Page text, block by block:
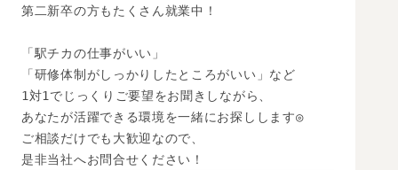
第二新卒の方もたくさん就業中！
「駅チカの仕事がいい」
「研修体制がしっかりしたところがいい」など
1対1でじっくりご要望をお聞きしながら、
あなたが活躍できる環境を一緒にお探しします◎
ご相談だけでも大歓迎なので、
是非当社へお問合せください！